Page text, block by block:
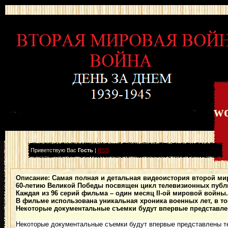
Приветствую Вас Гость | RSS
Описание: Самая полная и детальная видеоистория второй
60-летию Великой Победы посвящен цикл телевизионных
Каждая из 96 серий фильма – один месяц II-ой мировой
В фильме использована уникальная хроника военных лет, в
Некоторые документальные съемки будут впервые
Некоторые документальные съемки будут впервые представлены